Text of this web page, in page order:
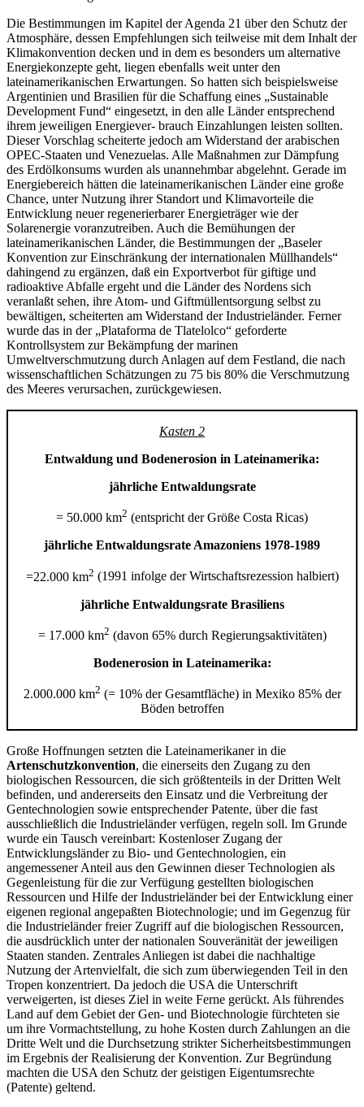
Die Bestimmungen im Kapitel der Agenda 21 über den Schutz der
Atmosphäre, dessen Empfehlungen sich teilweise mit dem Inhalt der
Klimakonvention decken und in dem es besonders um alternative
Energiekonzepte geht, liegen ebenfalls weit unter den
lateinamerikanischen Erwartungen. So hatten sich beispielsweise
Argentinien und Brasilien für die Schaffung eines „Sustainable
Development Fund“ eingesetzt, in den alle Länder entsprechend
ihrem jeweiligen Energiever- brauch Einzahlungen leisten sollten.
Dieser Vorschlag scheiterte jedoch am Widerstand der arabischen
OPEC-Staaten und Venezuelas. Alle Maßnahmen zur Dämpfung
des Erdölkonsums wurden als unannehmbar abgelehnt. Gerade im
Energiebereich hätten die lateinamerikanischen Länder eine große
Chance, unter Nutzung ihrer Standort und Klimavorteile die
Entwicklung neuer regenerierbarer Energieträger wie der
Solarenergie voranzutreiben. Auch die Bemühungen der
lateinamerikanischen Länder, die Bestimmungen der „Baseler
Konvention zur Einschränkung der internationalen Müllhandels“
dahingend zu ergänzen, daß ein Exportverbot für giftige und
radioaktive Abfalle ergeht und die Länder des Nordens sich
veranlaßt sehen, ihre Atom- und Giftmüllentsorgung selbst zu
bewältigen, scheiterten am Widerstand der Industrieländer. Ferner
wurde das in der „Plataforma de Tlatelolco“ geforderte
Kontrollsystem zur Bekämpfung der marinen
Umweltverschmutzung durch Anlagen auf dem Festland, die nach
wissenschaftlichen Schätzungen zu 75 bis 80% die Verschmutzung
des Meeres verursachen, zurückgewiesen.
Kasten 2
Entwaldung und Bodenerosion in Lateinamerika:
jährliche Entwaldungsrate
= 50.000 km2 (entspricht der Größe Costa Ricas)
jährliche Entwaldungsrate Amazoniens 1978-1989
=22.000 km2 (1991 infolge der Wirtschaftsrezes­sion halbiert)
jährliche Entwaldungsrate Brasiliens
= 17.000 km2 (davon 65% durch Regierungsaktivitä­ten)
Bodenerosion in Lateinamerika:
2.000.000 km2 (= 10% der Gesamt­fläche) in Mexiko 85% der
Böden betroffen
Große Hoffnungen setzten die Lateinamerikaner in die
Artenschutzkonvention, die einerseits den Zugang zu den
biologischen Ressourcen, die sich größtenteils in der Dritten Welt
befinden, und andererseits den Einsatz und die Verbreitung der
Gentechnologien sowie entsprechender Patente, über die fast
ausschließlich die Industrieländer verfügen, regeln soll. Im Grunde
wurde ein Tausch vereinbart: Kostenloser Zugang der
Entwicklungsländer zu Bio- und Gentechnologien, ein
angemessener Anteil aus den Gewinnen dieser Technologien als
Gegenleistung für die zur Verfügung gestellten biologischen
Ressourcen und Hilfe der Industrieländer bei der Entwicklung einer
eigenen regional angepaßten Biotechnologie; und im Gegenzug für
die Industrieländer freier Zugriff auf die biologischen Ressourcen,
die ausdrücklich unter der nationalen Souveränität der jeweiligen
Staaten standen. Zentrales Anliegen ist dabei die nachhaltige
Nutzung der Artenvielfalt, die sich zum überwiegenden Teil in den
Tropen konzentriert. Da jedoch die USA die Unterschrift
verweigerten, ist dieses Ziel in weite Ferne gerückt. Als führendes
Land auf dem Gebiet der Gen- und Biotechnologie fürchteten sie
um ihre Vormachtstellung, zu hohe Kosten durch Zahlungen an die
Dritte Welt und die Durchsetzung strikter Sicherheitsbestimmungen
im Ergebnis der Realisierung der Konvention. Zur Begründung
machten die USA den Schutz der geistigen Eigentumsrechte
(Patente) geltend.